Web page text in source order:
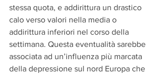
stessa quota, e addirittura un drastico
calo verso valori nella media o
addirittura inferiori nel corso della
settimana. Questa eventualità sarebbe
associata ad un’influenza più marcata
della depressione sul nord Europa che